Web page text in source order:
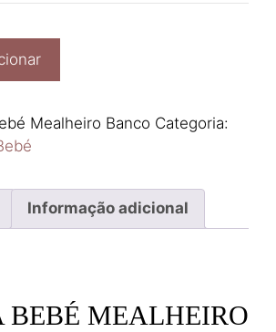
Mealheiro Banco Categoria:
Informação adicional
BEBÉ MEALHEIRO